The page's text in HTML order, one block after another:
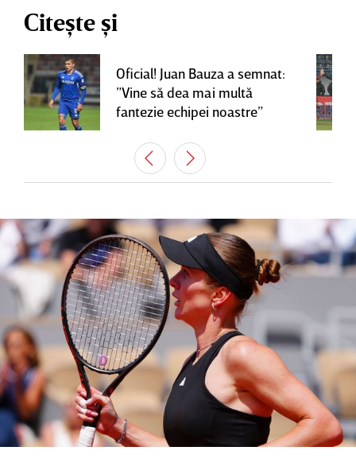
Citește și
Oficial! Juan Bauza a semnat:
”Vine să dea mai multă
fantezie echipei noastre”